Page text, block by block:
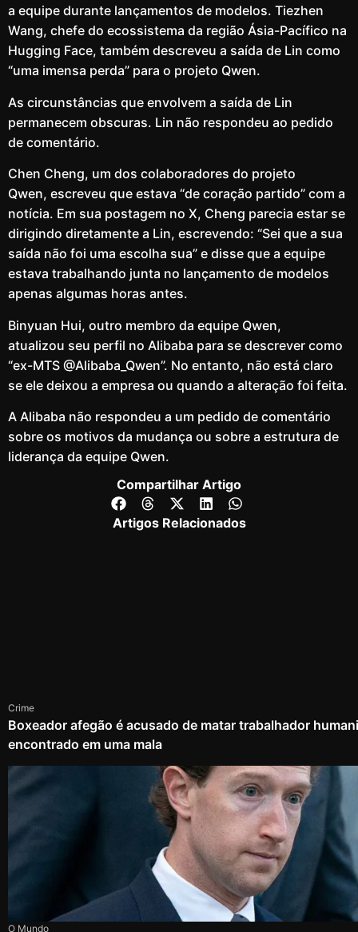
a equipe durante lançamentos de modelos. Tiezhen
Wang, chefe do ecossistema da região Ásia-Pacífico na
Hugging Face, também descreveu a saída de Lin como
“uma imensa perda” para o projeto Qwen.
As circunstâncias que envolvem a saída de Lin
permanecem obscuras. Lin não respondeu ao pedido
de comentário.
Chen Cheng, um dos colaboradores do projeto
Qwen, escreveu que estava “de coração partido” com a
notícia. Em sua postagem no X, Cheng parecia estar se
dirigindo diretamente a Lin, escrevendo: “Sei que a sua
saída não foi uma escolha sua” e disse que a equipe
estava trabalhando junta no lançamento de modelos
apenas algumas horas antes.
Binyuan Hui, outro membro da equipe Qwen,
atualizou seu perfil no Alibaba para se descrever como
“ex-MTS @Alibaba_Qwen”. No entanto, não está claro
se ele deixou a empresa ou quando a alteração foi feita.
A Alibaba não respondeu a um pedido de comentário
sobre os motivos da mudança ou sobre a estrutura de
liderança da equipe Qwen.
Compartilhar Artigo
Artigos Relacionados
Crime
Boxeador afegão é acusado de matar trabalhador
encontrado em uma mala
O Mundo